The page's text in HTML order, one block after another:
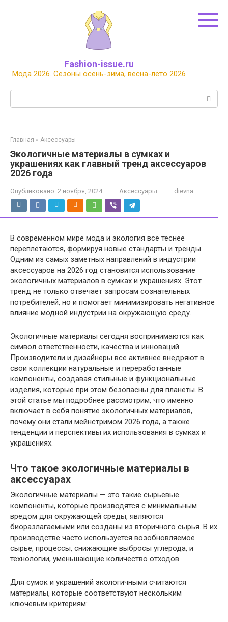
Fashion-issue.ru
Мода 2026. Сезоны осень-зима, весна-лето 2026
Главная » Аксессуары
Экологичные материалы в сумках и
украшениях как главный тренд аксессуаров
2026 года
Опубликовано: 2 ноября, 2024 Аксессуары dievna
В современном мире мода и экология всё теснее
переплетаются, формируя новые стандарты и тренды.
Одним из самых заметных направлений в индустрии
аксессуаров на 2026 год становится использование
экологичных материалов в сумках и украшениях. Этот
тренд не только отвечает запросам сознательных
потребителей, но и помогает минимизировать негативное
влияние модной индустрии на окружающую среду.
Экологичные материалы сегодня воспринимаются как
символ ответственности, качества и инноваций.
Производители и дизайнеры все активнее внедряют в
свои коллекции натуральные и переработанные
компоненты, создавая стильные и функциональные
изделия, которые при этом безопасны для планеты. В
этой статье мы подробнее рассмотрим, что именно
включает в себя понятие экологичных материалов,
почему они стали мейнстримом 2026 года, а также
тенденции и перспективы их использования в сумках и
украшениях.
Что такое экологичные материалы в
аксессуарах
Экологичные материалы — это такие сырьевые
компоненты, которые производятся с минимальным
вредом для окружающей среды, являются
биоразлагаемыми или созданы из вторичного сырья. В их
производстве часто используется возобновляемое
сырье, процессы, снижающие выбросы углерода, и
технологии, уменьшающие количество отходов.
Для сумок и украшений экологичными считаются
материалы, которые соответствуют нескольким
ключевым критериям: